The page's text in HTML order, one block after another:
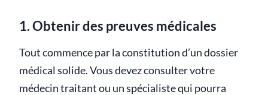
1. Obtenir des preuves médicales
Tout commence par la constitution d’un dossier
médical solide. Vous devez consulter votre
médecin traitant ou un spécialiste qui pourra